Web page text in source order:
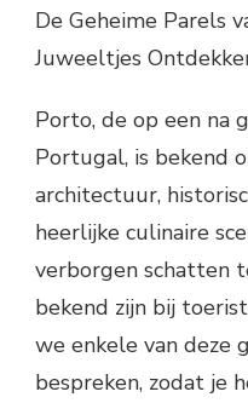
De Geheime Parels
Juweeltjes
Porto, de op een na
Portugal, is bekend
architectuur,
heerlijke culinaire
verborgen schatten
bekend zijn bij
we enkele van deze
bespreken, zodat je